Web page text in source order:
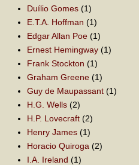
Duílio Gomes (1)
E.T.A. Hoffman (1)
Edgar Allan Poe (1)
Ernest Hemingway (1)
Frank Stockton (1)
Graham Greene (1)
Guy de Maupassant (1)
H.G. Wells (2)
H.P. Lovecraft (2)
Henry James (1)
Horacio Quiroga (2)
I.A. Ireland (1)